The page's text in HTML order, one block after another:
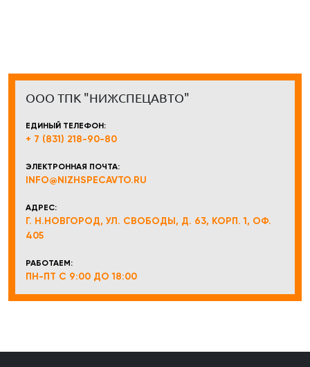
ООО ТПК "НИЖСПЕЦАВТО"
ЕДИНЫЙ ТЕЛЕФОН:
+ 7 (831) 218-90-80
ЭЛЕКТРОННАЯ ПОЧТА:
INFO@NIZHSPECAVTO.RU
АДРЕС:
Г. Н.НОВГОРОД, УЛ. СВОБОДЫ, Д. 63, КОРП. 1, ОФ.
405
РАБОТАЕМ:
ПН-ПТ С 9:00 ДО 18:00